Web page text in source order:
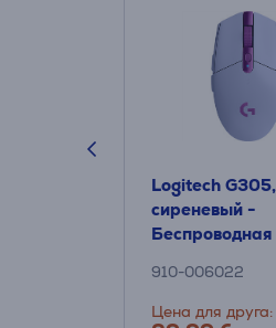
Logitech G305,
сиреневый -
Беспроводная
910-006022
Цена для друга: